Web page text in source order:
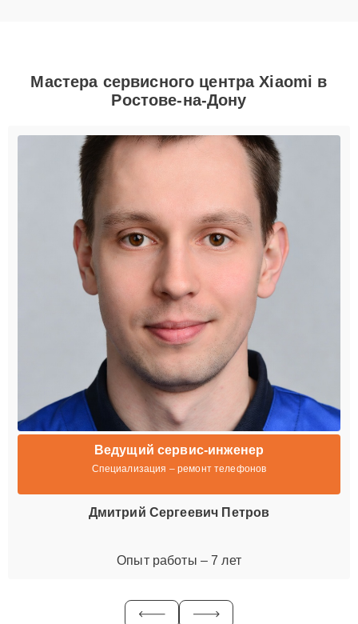
Мастера сервисного центра Xiaomi в
Ростове-на-Дону
Ведущий сервис-инженер
Специализация – ремонт телефонов
Дмитрий Сергеевич Петров
Опыт работы – 7 лет